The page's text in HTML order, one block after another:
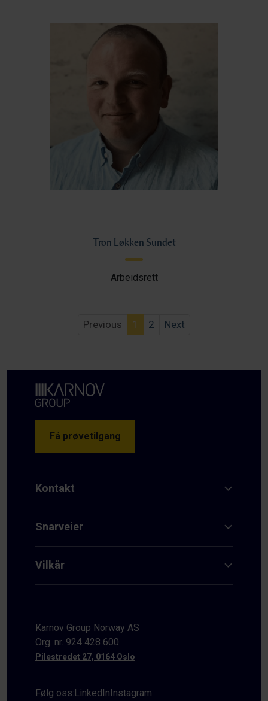
Tron Løkken Sundet
Arbeidsrett
Previous 1 2 Next
Få prøvetilgang
Kontakt
Snarveier
Vilkår
Karnov Group Norway AS
Org. nr. 924 428 600
Pilestredet 27, 0164 Oslo
Følg oss:LinkedInInstagram